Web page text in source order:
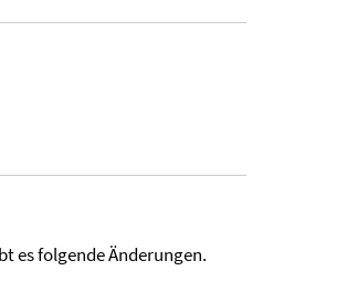
es folgende Änderungen.